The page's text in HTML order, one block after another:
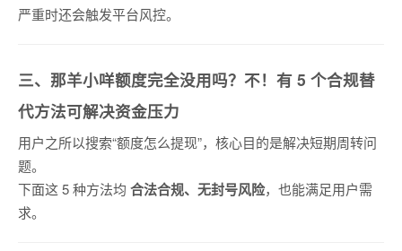
严重时还会触发平台风控。
三、那羊小咩额度完全没用吗？不！有 5 个合规替
代方法可解决资金压力
用户之所以搜索“额度怎么提现”，核心目的是解决短期周转问
题。
下面这 5 种方法均 合法合规、无封号风险，也能满足用户需
求。